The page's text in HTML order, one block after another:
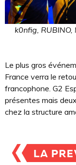
k0nfig,
Le plus gros
France verra le
francophone. G2
présentes mais
chez la structure